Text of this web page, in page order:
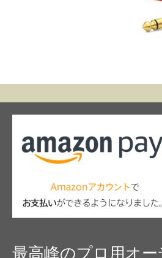
最高峰のプロ用オ